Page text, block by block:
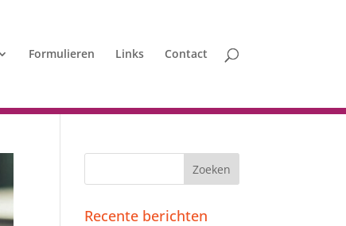
Formulieren Links Contact
Recente berichten